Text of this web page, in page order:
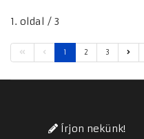
1. oldal / 3
1 2 3
Írjon nekünk!